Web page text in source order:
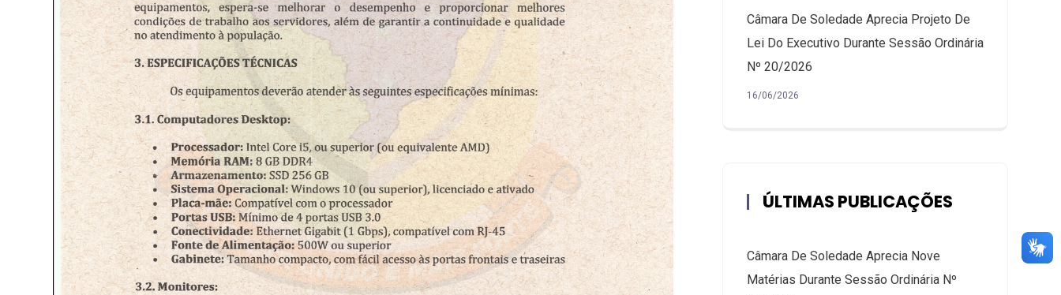
Câmara De Soledade Aprecia Projeto De
Lei Do Executivo Durante Sessão Ordinária
Nº 20/2026
16/06/2026
ÚLTIMAS PUBLICAÇÕES
Câmara De Soledade Aprecia Nove
Matérias Durante Sessão Ordinária Nº